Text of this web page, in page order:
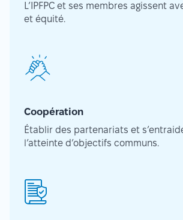
L’IPFPC et ses membres agissent
et équité.
Coopération
Établir des partenariats et
l’atteinte d’objectifs communs.